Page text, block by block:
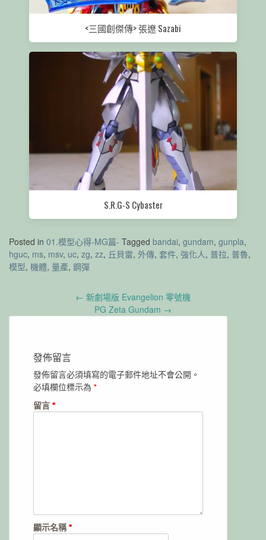
<三國創傑傳> 張遼 Sazabi
S.R.G-S Cybaster
Posted in 01.模型心得-MG篇- Tagged bandai, gundam, gunpla,
hguc, ms, msv, uc, zg, zz, 丘貝雷, 外傳, 套件, 強化人, 普拉, 普魯,
模型, 機體, 量產, 鋼彈
← 新劇場版 Evangelion 零號機
PG Zeta Gundam →
發佈留言
發佈留言必須填寫的電子郵件地址不會公開。
必填欄位標示為 *
留言 *
顯示名稱*